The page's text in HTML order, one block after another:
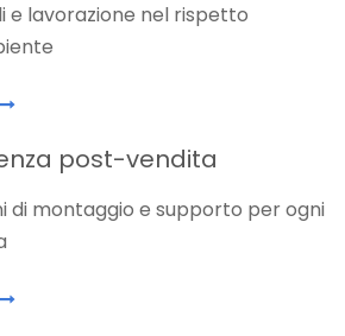
e lavorazione nel rispetto
post-vendita
di montaggio e supporto per ogni